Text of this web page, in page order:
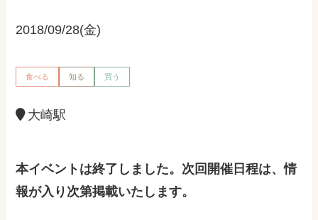
2018/09/28(金)
食べる 知る 買う
大崎駅
本イベントは終了しました。次回開催日程は、情
報が入り次第掲載いたします。